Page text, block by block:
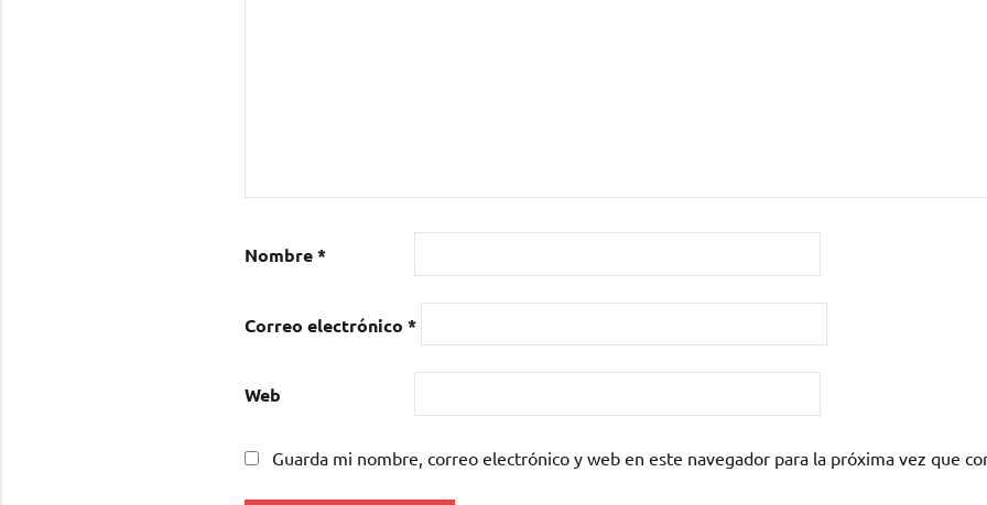
Nombre*
Correo electrónico *
Web
Guarda mi nombre, correo electrónico y web en este navegador para la próxima vez que